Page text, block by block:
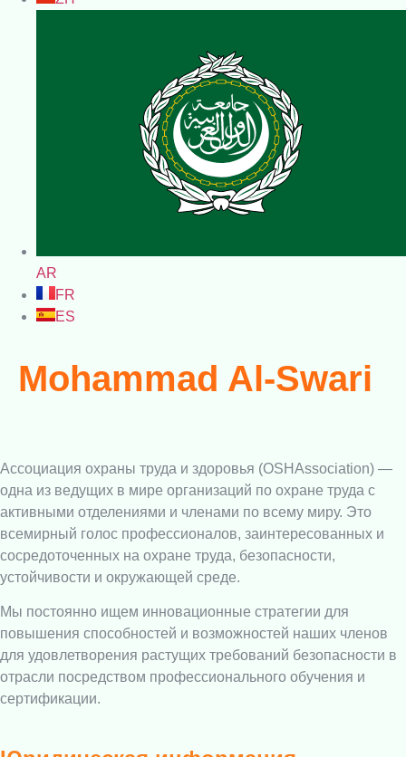
AR
FR
ES
Mohammad Al-Swari
Ассоциация охраны труда и здоровья (OSHAssociation) —
одна из ведущих в мире организаций по охране труда с
активными отделениями и членами по всему миру. Это
всемирный голос профессионалов, заинтересованных и
сосредоточенных на охране труда, безопасности,
устойчивости и окружающей среде.
Мы постоянно ищем инновационные стратегии для
повышения способностей и возможностей наших членов
для удовлетворения растущих требований безопасности в
отрасли посредством профессионального обучения и
сертификации.